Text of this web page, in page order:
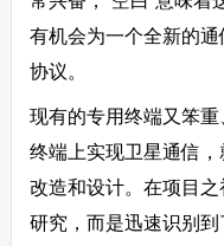
有机会为一个全新的
协议。
现有的专用终端又笨
终端上实现卫星通信
改造和设计。在项目
研究，而是迅速识别